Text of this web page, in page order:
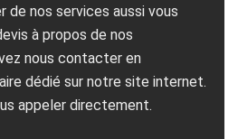
de nos services aussi vous
à propos de nos
nous contacter en
dédié sur notre site internet.
appeler directement.